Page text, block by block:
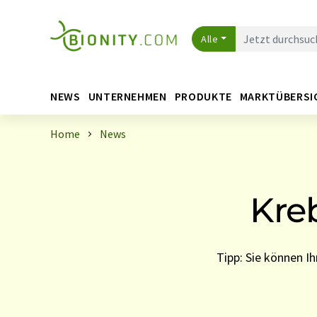
Alle
NEWS UNTERNEHMEN PRODUKTE
Home News
Tipp: Sie können